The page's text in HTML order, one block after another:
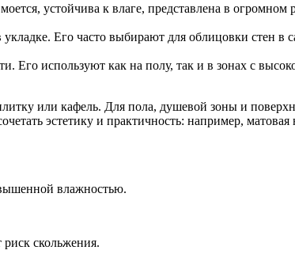
устойчива к влаге, представлена в огромном
Его часто выбирают для облицовки стен в
Его используют как на полу, так и в зонах с
или кафель. Для пола, душевой зоны и
эстетику и практичность: например,
влажностью.
скольжения.